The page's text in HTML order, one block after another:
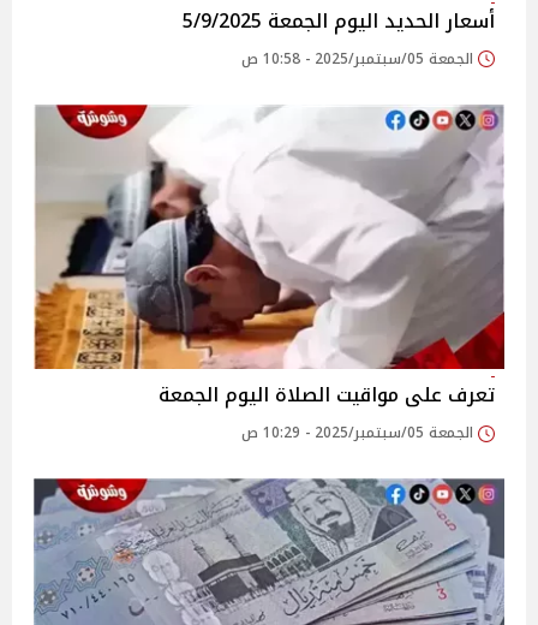
أسعار الحديد اليوم الجمعة 5/9/2025
الجمعة 05/سبتمبر/2025 - 10:58 ص
تعرف على مواقيت الصلاة اليوم الجمعة
الجمعة 05/سبتمبر/2025 - 10:29 ص